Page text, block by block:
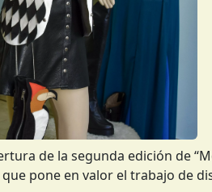
de la segunda edición de
pone en valor el trabajo de